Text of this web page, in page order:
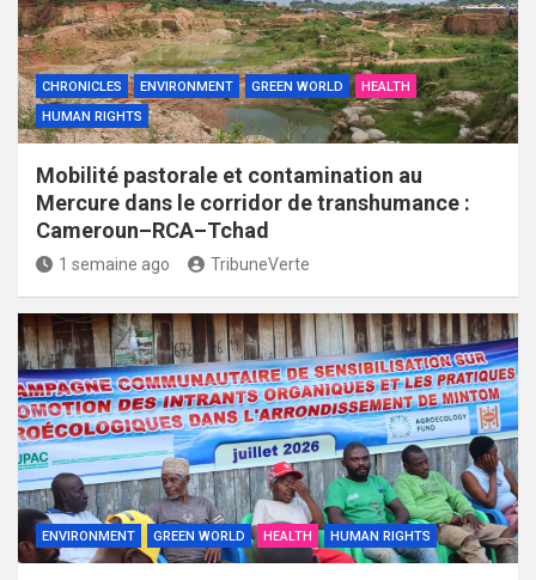
CHRONICLES ENVIRONMENT GREEN WORLD
HEALTH
HUMAN RIGHTS
Mobilité pastorale et contamination au
Mercure dans le corridor de transhumance :
Cameroun–RCA–Tchad
1 semaine ago TribuneVerte
ENVIRONMENT GREEN WORLD HEALTH HUMAN RIGHTS